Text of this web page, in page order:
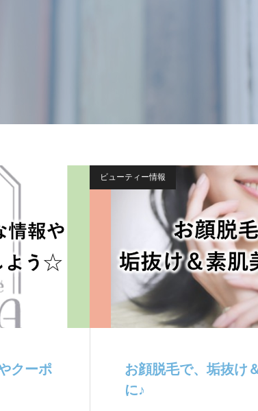
クーポ
ビューティー情報
お顔脱毛で、垢抜け
に♪￼